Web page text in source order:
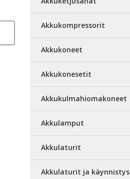
Akkukompressorit
Akkukoneet
Akkukonesetit
Akkukulmahiomakoneet
Akkulamput
Akkulaturit
Akkulaturit ja käynnistys